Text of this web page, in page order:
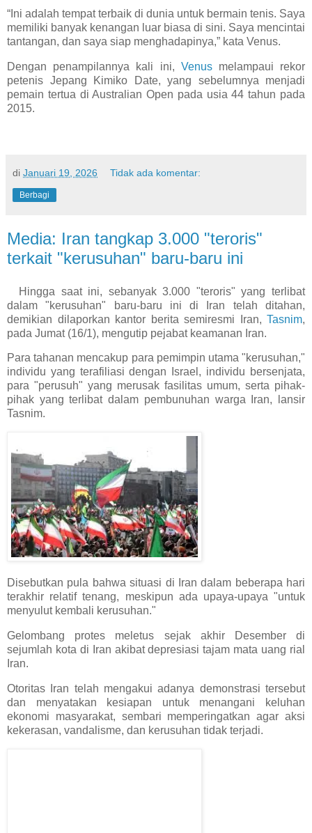
“Ini adalah tempat terbaik di dunia untuk bermain tenis. Saya
memiliki banyak kenangan luar biasa di sini. Saya mencintai
tantangan, dan saya siap menghadapinya,” kata Venus.
Dengan penampilannya kali ini, Venusmelampaui rekor
petenis Jepang Kimiko Date, yang sebelumnya menjadi
pemain tertua di Australian Open pada usia 44 tahun pada
2015.
di Januari 19, 2026 Tidak ada komentar:
Berbagi
Media: Iran tangkap 3.000 "teroris"
terkait "kerusuhan" baru-baru ini
Hingga saat ini, sebanyak 3.000 "teroris" yang terlibat
dalam "kerusuhan" baru-baru ini di Iran telah ditahan,
demikian dilaporkan kantor berita semiresmi Iran, Tasnim,
pada Jumat (16/1), mengutip pejabat keamanan Iran.
Para tahanan mencakup para pemimpin utama "kerusuhan,"
individu yang terafiliasi dengan Israel, individu bersenjata,
para "perusuh" yang merusak fasilitas umum, serta pihak-
pihak yang terlibat dalam pembunuhan warga Iran, lansir
Tasnim.
Disebutkan pula bahwa situasi di Iran dalam beberapa hari
terakhir relatif tenang, meskipun ada upaya-upaya "untuk
menyulut kembali kerusuhan."
Gelombang protes meletus sejak akhir Desember di
sejumlah kota di Iran akibat depresiasi tajam mata uang rial
Iran.
Otoritas Iran telah mengakui adanya demonstrasi tersebut
dan menyatakan kesiapan untuk menangani keluhan
ekonomi masyarakat, sembari memperingatkan agar aksi
kekerasan, vandalisme, dan kerusuhan tidak terjadi.